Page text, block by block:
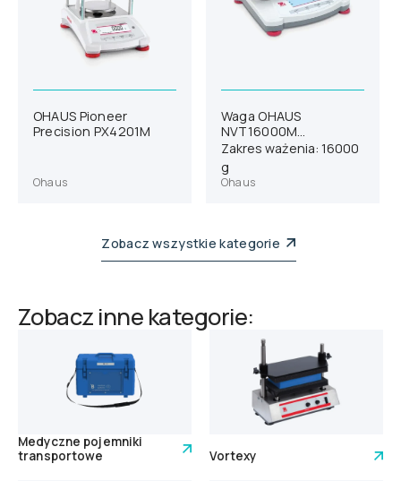
OHAUS Pioneer
Precision PX4201M
Ohaus
Waga OHAUS
NVT16000M
(30467838)
Zakres ważenia: 16000
g
Ohaus
Zobacz wszystkie kategorie
Zobacz inne kategorie:
Medyczne pojemniki
transportowe
Vortexy